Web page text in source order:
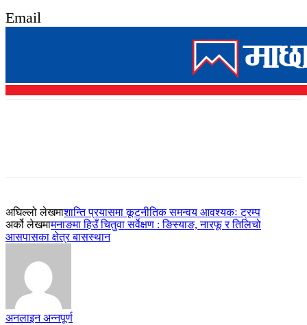
Email
अघिल्लो लेखमाशान्ति प्रयासमा कूटनीतिक समन्वय आवश्यकः ट्रम्प
अर्को लेखमामनाङमा हिउँ चितुवा सर्वेक्षण : ङिस्याङ, नारफू र तिलिचो
आसपासका क्षेत्र बासस्थान
अनलाइन अन्नपूर्ण